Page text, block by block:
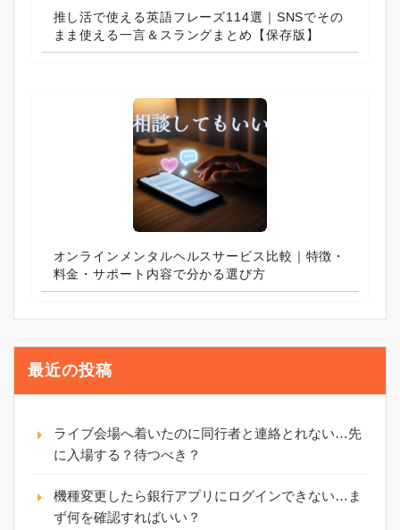
推し活で使える英語フレーズ114選｜SNSでその
まま使える一言＆スラングまとめ【保存版】
オンラインメンタルヘルスサービス比較｜特徴・
料金・サポート内容で分かる選び方
最近の投稿
ライブ会場へ着いたのに同行者と連絡とれない…先
に入場する？待つべき？
機種変更したら銀行アプリにログインできない…ま
ず何を確認すればいい？